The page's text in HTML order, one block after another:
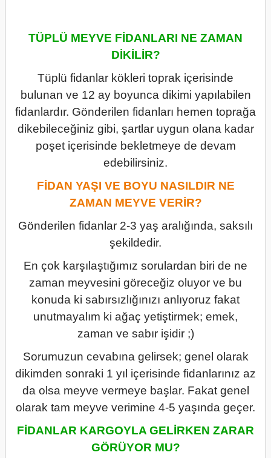
TÜPLÜ MEYVE FİDANLARI NE ZAMAN
DİKİLİR?
Tüplü fidanlar kökleri toprak içerisinde
bulunan ve 12 ay boyunca dikimi yapılabilen
fidanlardır. Gönderilen fidanları hemen toprağa
dikebileceğiniz gibi, şartlar uygun olana kadar
poşet içerisinde bekletmeye de devam
edebilirsiniz.
FİDAN YAŞI VE BOYU NASILDIR NE
ZAMAN MEYVE VERİR?
Gönderilen fidanlar 2-3 yaş aralığında, saksılı
şekildedir.
En çok karşılaştığımız sorulardan biri de ne
zaman meyvesini göreceğiz oluyor ve bu
konuda ki sabırsızlığınızı anlıyoruz fakat
unutmayalım ki ağaç yetiştirmek; emek,
zaman ve sabır işidir ;)
Sorumuzun cevabına gelirsek; genel olarak
dikimden sonraki 1 yıl içerisinde fidanlarınız az
da olsa meyve vermeye başlar. Fakat genel
olarak tam meyve verimine 4-5 yaşında geçer.
FİDANLAR KARGOYLA GELİRKEN ZARAR
GÖRÜYOR MU?